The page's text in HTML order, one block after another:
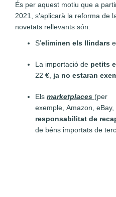
És per aquest motiu que a
2021, s’aplicarà la reforma de
novetats rellevants són:
S’eliminen els llindars
La importació de petits
22 €, ja no estaran
Els marketplaces (per
exemple, Amazon,
responsabilitat de
de béns importats de